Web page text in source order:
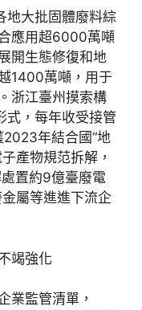
地大批固體廢料綜
應用超6000萬噸
開生態修復和地
1400萬噸，用于
浙江臺州摸索構
式，每年收受接管
年結合國“地
產物規范拆解，
置約9億臺廢電
屬等進進下流企
竭強化
業監管清單，